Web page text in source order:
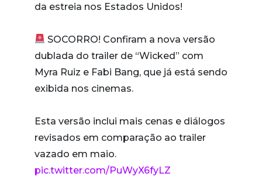
da estreia nos Estados Unidos!
SOCORRO! Confiram a nova versão
dublada do trailer de “Wicked” com
Myra Ruiz e Fabi Bang, que já está sendo
exibida nos cinemas.
Esta versão inclui mais cenas e diálogos
revisados em comparação ao trailer
vazado em maio.
pic.twitter.com/PuWyX6fyLZ